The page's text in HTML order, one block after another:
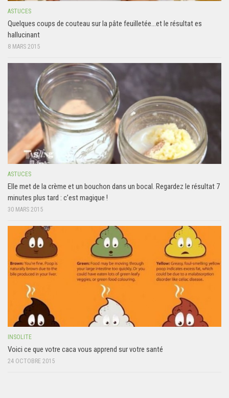
ASTUCES
Quelques coups de couteau sur la pâte feuilletée…et le résultat es
hallucinant
8 MARS 2015
ASTUCES
Elle met de la crème et un bouchon dans un bocal. Regardez le résultat 7
minutes plus tard : c’est magique !
30 MARS 2015
INSOLITE
Voici ce que votre caca vous apprend sur votre santé
24 OCTOBRE 2015